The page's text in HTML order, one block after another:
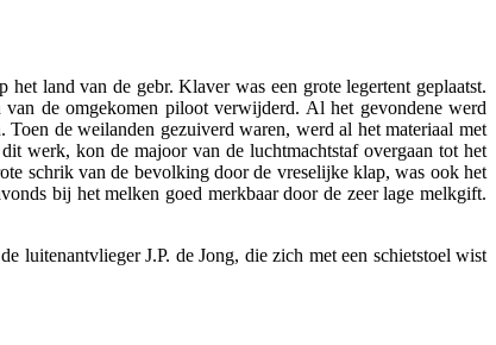
land van de gebr. Klaver was een grote legertent geplaatst.
de omgekomen piloot verwijderd. Al het gevondene werd
de weilanden gezuiverd waren, werd al het materiaal met
werk, kon de majoor van de luchtmachtstaf overgaan tot het
schrik van de bevolking door de vreselijke klap, was ook het
bij het melken goed merkbaar door de zeer lage melkgift.
luitenantvlieger J.P. de Jong, die zich met een schietstoel wist